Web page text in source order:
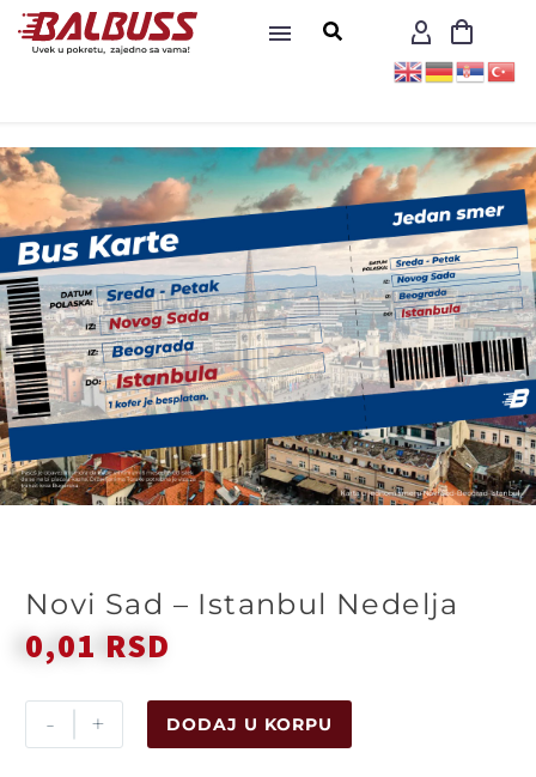
Novi Sad – Istanbul Nedelja
0,01 RSD
- + DODAJ U KORPU